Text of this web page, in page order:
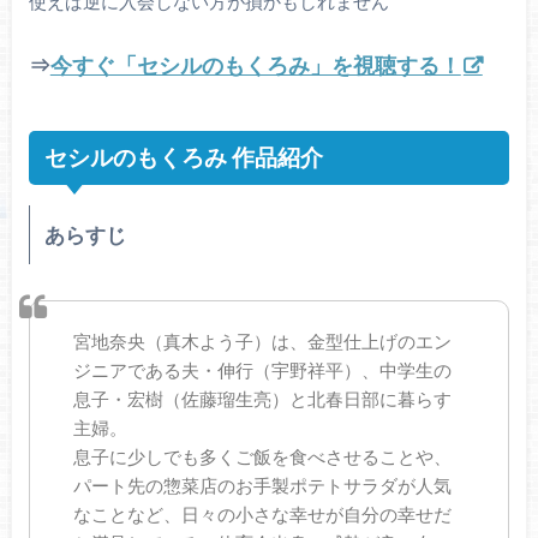
⇒今すぐ「セシルのもくろみ」を視聴する！
セシルのもくろみ 作品紹介
あらすじ
宮地奈央（真木よう子）は、金型仕上げのエン
ジニアである夫・伸行（宇野祥平）、中学生の
息子・宏樹（佐藤瑠生亮）と北春日部に暮らす
主婦。
息子に少しでも多くご飯を食べさせることや、
パート先の惣菜店のお手製ポテトサラダが人気
なことなど、日々の小さな幸せが自分の幸せだ